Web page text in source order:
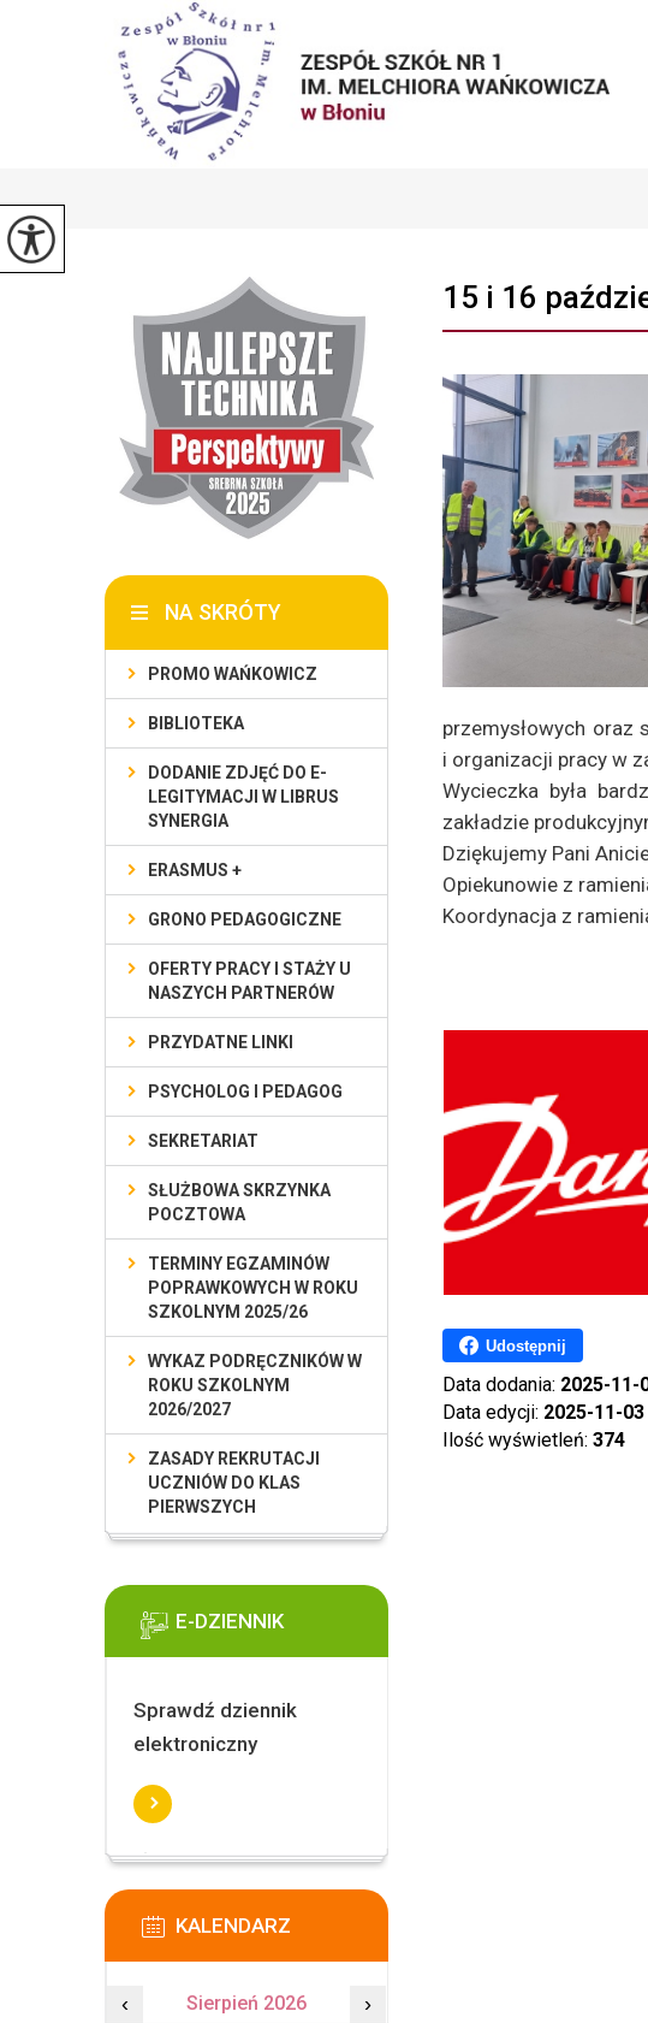
15 i 16
przemysłowych
i organizacji pracy w
Wycieczka była
zakładzie
Dziękujemy Pani
Opiekunowie z
Koordynacja z
Udostępnij
Data dodania: 2025-11-
Data edycji: 2025-11-
Ilość wyświetleń: 374
NA SKRÓTY
PROMO WAŃKOWICZ
BIBLIOTEKA
DODANIE ZDJĘĆ DO E-
LEGITYMACJI W LIBRUS
SYNERGIA
ERASMUS +
GRONO PEDAGOGICZNE
OFERTY PRACY I STAŻY U
NASZYCH PARTNERÓW
PRZYDATNE LINKI
PSYCHOLOG I PEDAGOG
SEKRETARIAT
SŁUŻBOWA SKRZYNKA
POCZTOWA
TERMINY EGZAMINÓW
POPRAWKOWYCH W ROKU
SZKOLNYM 2025/26
WYKAZ PODRĘCZNIKÓW W
ROKU SZKOLNYM
2026/2027
ZASADY REKRUTACJI
UCZNIÓW DO KLAS
PIERWSZYCH
E-DZIENNIK
Sprawdź dziennik
elektroniczny
KALENDARZ
‹ Sierpień 2026 ›